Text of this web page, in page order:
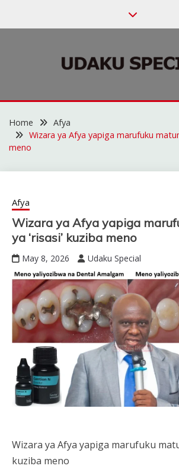
UDAKU
Home
Afya
Wizara ya Afya yapiga marufuku
meno
Afya
Wizara ya Afya yapiga
ya ‘risasi’ kuziba meno
May 8, 2026 Udaku Special
Wizara ya Afya yapiga marufuku
kuziba meno